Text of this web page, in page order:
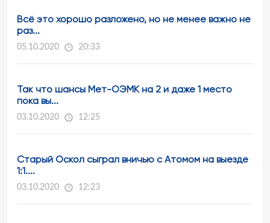
Всё это хорошо разложено, но не менее важно не
раз...
05.10.2020 20:33
Так что шансы Мет-ОЭМК на 2 и даже 1 место
пока вы...
03.10.2020 12:25
Старый Оскол сыграл вничью с Атомом на выезде
1:1....
03.10.2020 12:23